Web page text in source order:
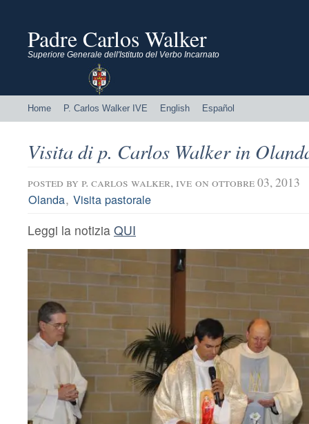
Padre Carlos Walker
Superiore Generale dell'Istituto del Verbo Incarnato
Home P. Carlos Walker IVE English Español
Visita di p. Carlos Walker in
posted by p. carlos walker, ive on ottobre 03, 2013
Olanda, Visita pastorale
Leggi la notizia QUI